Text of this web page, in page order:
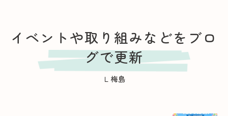
イベントや取り組みなどをブロ
グで更新
Ｌ梅島